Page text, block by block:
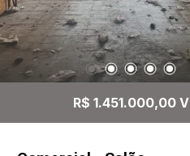
R$ 1.451.000,00 V